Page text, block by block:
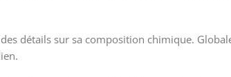
détails sur sa composition chimique.